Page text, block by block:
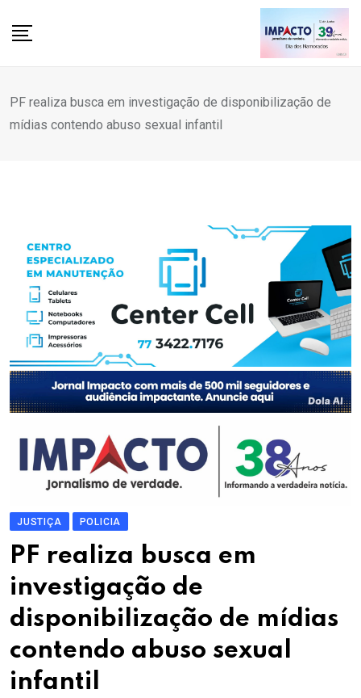
PF realiza busca em investigação de disponibilização de
mídias contendo abuso sexual infantil
JUSTIÇA POLICIA
PF realiza busca em
investigação de
disponibilização de mídias
contendo abuso sexual
infantil